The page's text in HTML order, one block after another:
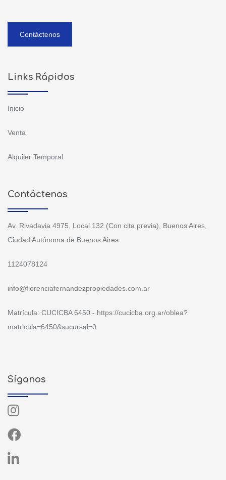
Contáctenos
Links Rápidos
Inicio
Venta
Alquiler Temporal
Contáctenos
Av. Rivadavia 4975, Local 132 (Con cita previa), Buenos Aires,
Ciudad Autónoma de Buenos Aires
1124078124
info@florenciafernandezpropiedades.com.ar
Matrícula: CUCICBA 6450 - https://cucicba.org.ar/oblea?
matricula=6450&sucursal=0
Síganos